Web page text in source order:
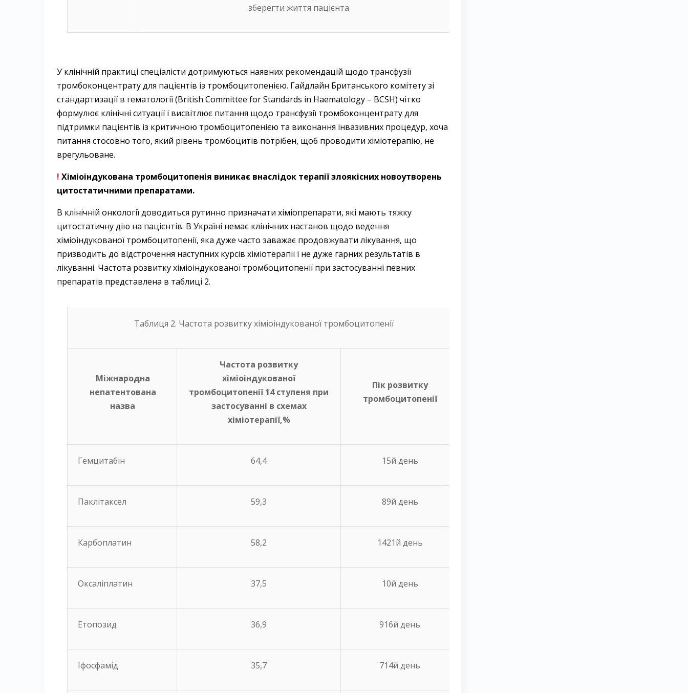
зберегти життя пацієнта
У клінічній практиці спеціалісти дотримуються наявних рекомендацій щодо трансфузії
тромбоконцентрату для пацієнтів із тромбоцитопенією. Гайдлайн Британського комітету зі
стандартизації в гематології (British Committee for Standards in Haematology – BCSH) чітко
формулює клінічні ситуації і висвітлює питання щодо трансфузії тромбоконцентрату для
підтримки пацієнтів із критичною тромбоцитопенією та виконання інвазивних процедур, хоча
питання стосовно того, який рівень тромбоцитів потрібен, щоб проводити хіміотерапію, не
врегульоване.
! Хіміоіндукована тромбоцитопенія виникає внаслідок терапії злоякісних новоутворень
цитостатичними препаратами.
В клінічній онкології доводиться рутинно призначати хіміопрепарати, які мають тяжку
цитостатичну дію на пацієнтів. В Україні немає клінічних настанов щодо ведення
хіміоіндукованої тромбоцитопенії, яка дуже часто заважає продовжувати лікування, що
призводить до відстрочення наступних курсів хіміотерапії і не дуже гарних результатів в
лікуванні. Частота розвитку хіміоіндукованої тромбоцитопенії при застосуванні певних
препаратів представлена в таблиці 2.
Таблиця 2. Частота розвитку хіміоіндукованої тромбоцитопенії
Міжнародна
непатентована
назва
Частота розвитку
хіміоіндукованої
тромбоцитопенії 1­4 ступеня при
застосуванні в схемах
хіміотерапії,%
Пік розвитку
тромбоцитопенії
Гемцитабін 64,4 15­й день
Паклітаксел 59,3 8­9­й день
Карбоплатин 58,2 14­21­й день
Оксаліплатин 37,5 10­й день
Етопозид 36,9 9­16­й день
Іфосфамід 35,7 7­14­й день